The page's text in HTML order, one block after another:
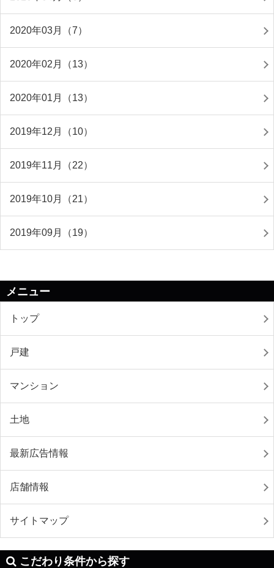
2020年03月（7）
2020年02月（13）
2020年01月（13）
2019年12月（10）
2019年11月（22）
2019年10月（21）
2019年09月（19）
メニュー
トップ
戸建
マンション
土地
最新広告情報
店舗情報
サイトマップ
こだわり条件から探す